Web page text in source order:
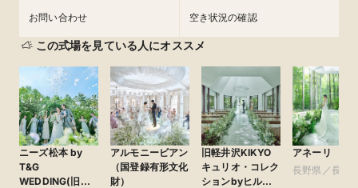
お問い合わせ 空き状況の確認
この式場を見ている人にオススメ
ニーズ松本 by
T&G
WEDDING(旧
アルモニービアン
（国登録有形文化
財）
旧軽井沢KIKYO
キュリオ・コレク
ションbyヒルト
アネーリ 軽
長野県／長野